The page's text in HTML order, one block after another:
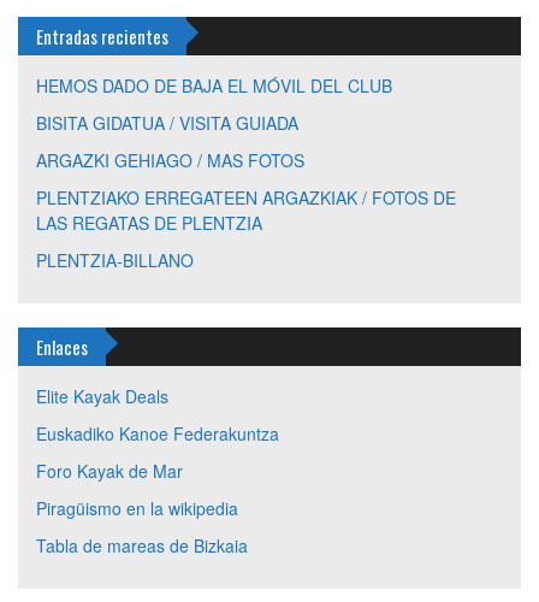
Entradas recientes
HEMOS DADO DE BAJA EL MÓVIL DEL CLUB
BISITA GIDATUA / VISITA GUIADA
ARGAZKI GEHIAGO / MAS FOTOS
PLENTZIAKO ERREGATEEN ARGAZKIAK / FOTOS DE
LAS REGATAS DE PLENTZIA
PLENTZIA-BILLANO
Enlaces
Elite Kayak Deals
Euskadiko Kanoe Federakuntza
Foro Kayak de Mar
Piragüismo en la wikipedia
Tabla de mareas de Bizkaia